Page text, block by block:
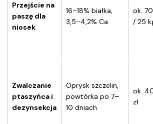
Przejście na
paszę dla
niosek
16–18% białka,
3,5–4,2% Ca
ok.
/ 25
Zwalczanie
ptaszyńca i
dezynsekcja
Oprysk szczelin,
powtórka po 7–
10 dniach
ok.
zł